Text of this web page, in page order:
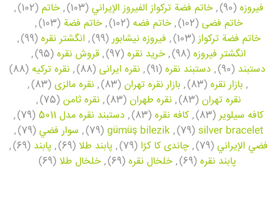
فیروزه (90)
, خاتم فضة تركواز الفيروز الإيراني (103)
, خاتم (102)
,
خاتم فضی (102)
, خاتم فضه (102)
, خاتم فضة (103)
,
خاتم فضة تركواز (103)
, فیروزه نیشابور (99)
, انگشتر نقره (99)
,
انگشتر فیروزه (98)
, خرید نقره (97)
, قروش نقره (95)
,
دستبند (90)
, دستبند نقره (91)
, نقره ایرانی (88)
, نقره ترکیه (88)
, بازار نقره (83)
, بازار نقره تهران (83)
, نقره مالزی (83)
,
نقره تهران (83)
, نقره طهران (83)
, نقره ثامن (75)
,
کافه سیلویر (83)
, کافه نقره (83)
, دستبند نقره مدل 5011 (79)
,
silver bracelet
(79)
,
gümüş bilezik
(79)
, سوار فضي (79)
,
فضي الإيراني (79)
, چاندی کا کڑا (79)
, پابند طلا (69)
, پابند (69)
,
پابند نقره (69)
, خلخال نقره (69)
, خلخال طلا (69)